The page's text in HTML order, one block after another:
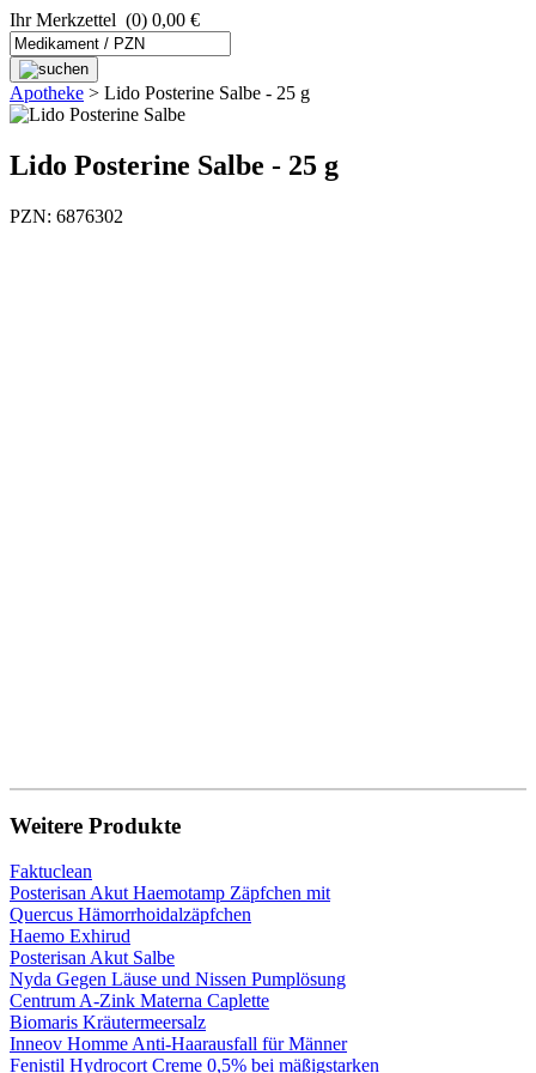
Ihr Merkzettel (0) 0,00 €
Apotheke > Lido Posterine Salbe - 25 g
Lido Posterine Salbe - 25 g
PZN: 6876302
Weitere Produkte
Faktuclean
Posterisan Akut Haemotamp Zäpfchen mit
Quercus Hämorrhoidalzäpfchen
Haemo Exhirud
Posterisan Akut Salbe
Nyda Gegen Läuse und Nissen Pumplösung
Centrum A-Zink Materna Caplette
Biomaris Kräutermeersalz
Inneov Homme Anti-Haarausfall für Männer
Fenistil Hydrocort Creme 0,5% bei mäßigstarken